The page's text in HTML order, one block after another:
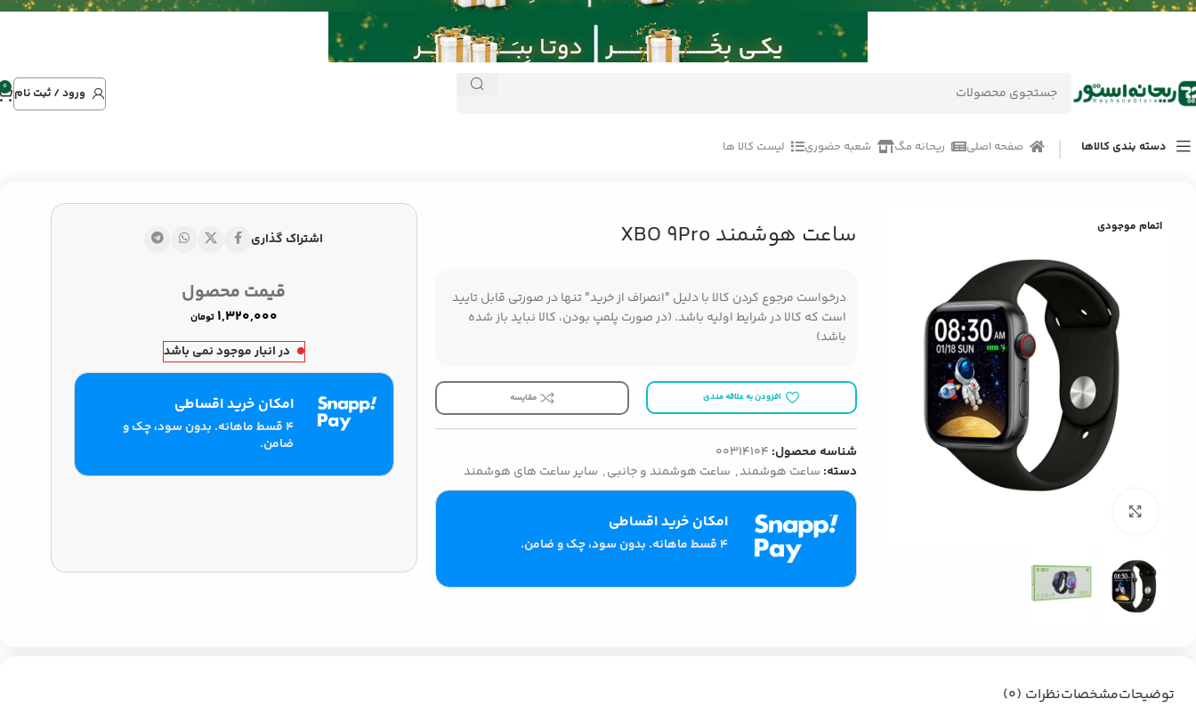
ورود / ثبت نام 0
دسته بندی کالاها صفحه اصلی ریحانه مگ شعبه حضوری لیست کالا ها
ساعت هوشمند و جانبی
اتمام موجودی ساعت هوشمند XBO 9Pro
درخواست مرجوع کردن کالا با دلیل "انصراف از خرید" تنها در صورتی قابل تایید
است که کالا در شرایط اولیه باشد. (در صورت پلمپ بودن، کالا نباید باز شده
باشد)
افزودن به علاقه مندی مقایسه
شناسه محصول: 00314104
دسته: ساعت هوشمند, ساعت هوشمند و جانبی, سایر ساعت های هوشمند
امکان خرید اقساطی
۴ قسط ماهانه. بدون سود، چک و ضامن.
اشتراک گذاری
قیمت محصول
تومان
در انبار موجود نمی باشد
امکان خرید اقساطی
۴ قسط ماهانه. بدون سود، چک و
ضامن.
توضیحاتمشخصاتنظرات (0)